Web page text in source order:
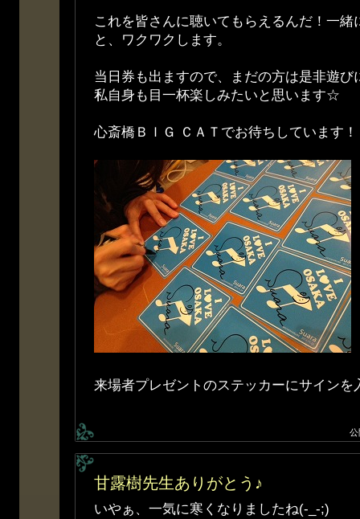
これを皆さんに聴いてもらえるんだ！一
と、ワクワクします。
当日券も出ますので、まだの方は是非遊
私自身も目一杯楽しみたいと思います☆
心斎橋ＢＩＧ ＣＡＴでお待ちしています
来場者プレゼントのステッカーにサインを
公
甘露樹先生ありがとう♪
いやぁ、一気に寒くなりましたね(-_-;)